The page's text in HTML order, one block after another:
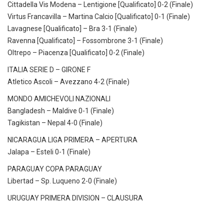
Cittadella Vis Modena – Lentigione [Qualificato] 0-2 (Finale)
Virtus Francavilla – Martina Calcio [Qualificato] 0-1 (Finale)
Lavagnese [Qualificato] – Bra 3-1 (Finale)
Ravenna [Qualificato] – Fossombrone 3-1 (Finale)
Oltrepo – Piacenza [Qualificato] 0-2 (Finale)
ITALIA SERIE D – GIRONE F
Atletico Ascoli – Avezzano 4-2 (Finale)
MONDO AMICHEVOLI NAZIONALI
Bangladesh – Maldive 0-1 (Finale)
Tagikistan – Nepal 4-0 (Finale)
NICARAGUA LIGA PRIMERA – APERTURA
Jalapa – Esteli 0-1 (Finale)
PARAGUAY COPA PARAGUAY
Libertad – Sp. Luqueno 2-0 (Finale)
URUGUAY PRIMERA DIVISION – CLAUSURA